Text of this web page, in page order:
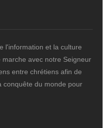
l'information et la culture
avec notre Seigneur
entre chrétiens afin de
conquête du monde pour